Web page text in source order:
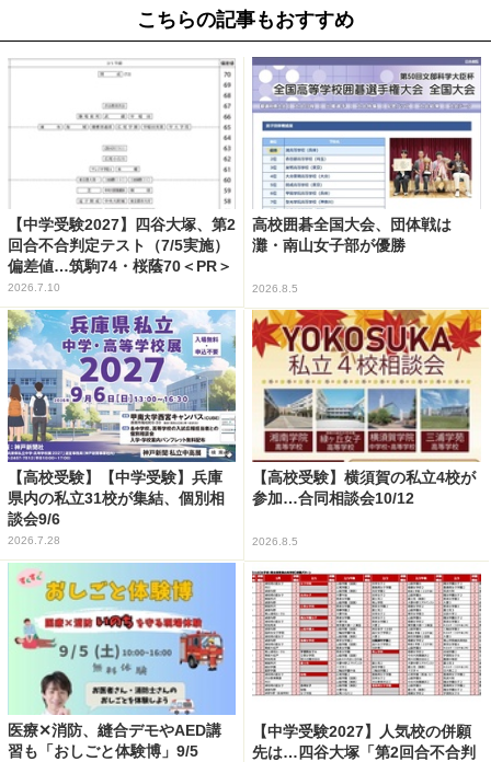
こちらの記事もおすすめ
【中学受験2027】四谷大塚、第2
回合不合判定テスト（7/5実施）
偏差値…筑駒74・桜蔭70＜PR＞
2026.7.10
高校囲碁全国大会、団体戦は
灘・南山女子部が優勝
2026.8.5
【高校受験】【中学受験】兵庫
県内の私立31校が集結、個別相
談会9/6
2026.7.28
【高校受験】横須賀の私立4校が
参加…合同相談会10/12
2026.8.5
医療✕消防、縫合デモやAED講
習も「おしごと体験博」9/5
【中学受験2027】人気校の併願
先は…四谷大塚「第2回合不合判